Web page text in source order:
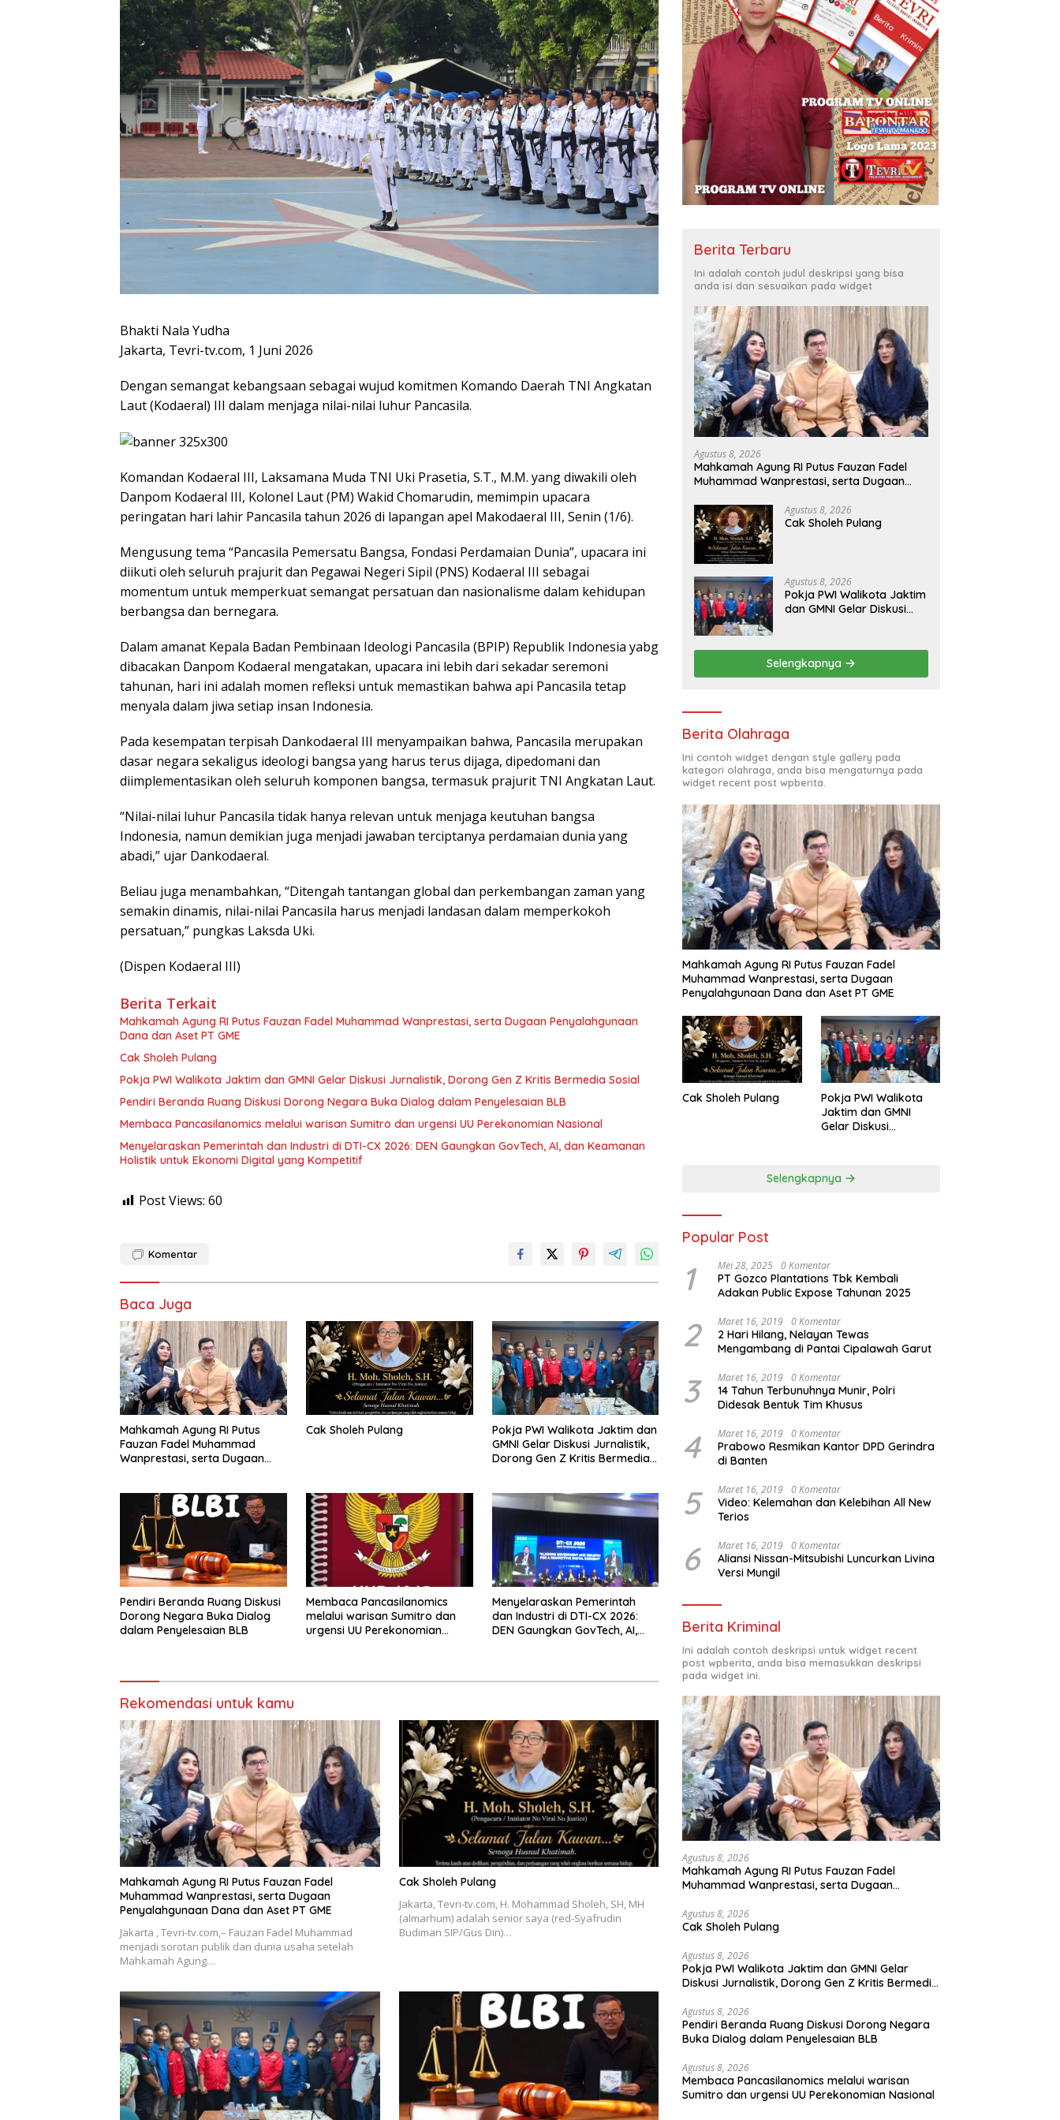
Bhakti Nala Yudha
Jakarta, Tevri-tv.com, 1 Juni 2026
Dengan semangat kebangsaan sebagai wujud komitmen Komando Daerah TNI Angkatan
Laut (Kodaeral) III dalam menjaga nilai-nilai luhur Pancasila.
Komandan Kodaeral III, Laksamana Muda TNI Uki Prasetia, S.T., M.M. yang diwakili oleh
Danpom Kodaeral III, Kolonel Laut (PM) Wakid Chomarudin, memimpin upacara
peringatan hari lahir Pancasila tahun 2026 di lapangan apel Makodaeral III, Senin (1/6).
Mengusung tema “Pancasila Pemersatu Bangsa, Fondasi Perdamaian Dunia”, upacara ini
diikuti oleh seluruh prajurit dan Pegawai Negeri Sipil (PNS) Kodaeral III sebagai
momentum untuk memperkuat semangat persatuan dan nasionalisme dalam kehidupan
berbangsa dan bernegara.
Dalam amanat Kepala Badan Pembinaan Ideologi Pancasila (BPIP) Republik Indonesia yabg
dibacakan Danpom Kodaeral mengatakan, upacara ini lebih dari sekadar seremoni
tahunan, hari ini adalah momen refleksi untuk memastikan bahwa api Pancasila tetap
menyala dalam jiwa setiap insan Indonesia.
Pada kesempatan terpisah Dankodaeral III menyampaikan bahwa, Pancasila merupakan
dasar negara sekaligus ideologi bangsa yang harus terus dijaga, dipedomani dan
diimplementasikan oleh seluruh komponen bangsa, termasuk prajurit TNI Angkatan Laut.
“Nilai-nilai luhur Pancasila tidak hanya relevan untuk menjaga keutuhan bangsa
Indonesia, namun demikian juga menjadi jawaban terciptanya perdamaian dunia yang
abadi,” ujar Dankodaeral.
Beliau juga menambahkan, “Ditengah tantangan global dan perkembangan zaman yang
semakin dinamis, nilai-nilai Pancasila harus menjadi landasan dalam memperkokoh
persatuan,” pungkas Laksda Uki.
(Dispen Kodaeral III)
Berita Terkait
Mahkamah Agung RI Putus Fauzan Fadel Muhammad Wanprestasi, serta Dugaan Penyalahgunaan
Dana dan Aset PT GME
Cak Sholeh Pulang
Pokja PWI Walikota Jaktim dan GMNI Gelar Diskusi Jurnalistik, Dorong Gen Z Kritis Bermedia Sosial
Pendiri Beranda Ruang Diskusi Dorong Negara Buka Dialog dalam Penyelesaian BLB
Membaca Pancasilanomics melalui warisan Sumitro dan urgensi UU Perekonomian Nasional
Menyelaraskan Pemerintah dan Industri di DTI-CX 2026: DEN Gaungkan GovTech, AI, dan Keamanan
Holistik untuk Ekonomi Digital yang Kompetitif
Post Views: 60
Komentar
Baca Juga
Mahkamah Agung RI Putus
Fauzan Fadel Muhammad
Wanprestasi, serta Dugaan
Cak Sholeh Pulang
Pokja PWI Walikota Jaktim dan
GMNI Gelar Diskusi Jurnalistik,
Dorong Gen Z Kritis Bermedia
Pendiri Beranda Ruang Diskusi
Dorong Negara Buka Dialog
dalam Penyelesaian BLB
Membaca Pancasilanomics
melalui warisan Sumitro dan
urgensi UU Perekonomian
Menyelaraskan Pemerintah
dan Industri di DTI-CX 2026:
DEN Gaungkan GovTech, AI,
Rekomendasi untuk kamu
Mahkamah Agung RI Putus Fauzan Fadel
Muhammad Wanprestasi, serta Dugaan
Penyalahgunaan Dana dan Aset PT GME
Jakarta , Tevri-tv.com,– Fauzan Fadel Muhammad
menjadi sorotan publik dan dunia usaha setelah
Mahkamah Agung…
Cak Sholeh Pulang
Jakarta, Tevri-tv.com, H. Mohammad Sholeh, SH, MH
(almarhum) adalah senior saya (red-Syafrudin
Budiman SIP/Gus Din)…
Berita Terbaru
Ini adalah contoh judul deskripsi yang bisa
anda isi dan sesuaikan pada widget
Agustus 8, 2026
Mahkamah Agung RI Putus Fauzan Fadel
Muhammad Wanprestasi, serta Dugaan
Agustus 8, 2026
Cak Sholeh Pulang
Agustus 8, 2026
Pokja PWI Walikota Jaktim
dan GMNI Gelar Diskusi
Selengkapnya
Berita Olahraga
Ini contoh widget dengan style gallery pada
kategori olahraga, anda bisa mengaturnya pada
widget recent post wpberita.
Mahkamah Agung RI Putus Fauzan Fadel
Muhammad Wanprestasi, serta Dugaan
Penyalahgunaan Dana dan Aset PT GME
Cak Sholeh Pulang
Pokja PWI Walikota
Jaktim dan GMNI
Gelar Diskusi
Selengkapnya
Popular Post
1 Mei 28, 2025 0 Komentar
PT Gozco Plantations Tbk Kembali
Adakan Public Expose Tahunan 2025
2 Maret 16, 2019 0 Komentar
2 Hari Hilang, Nelayan Tewas
Mengambang di Pantai Cipalawah Garut
3 Maret 16, 2019 0 Komentar
14 Tahun Terbunuhnya Munir, Polri
Didesak Bentuk Tim Khusus
4 Maret 16, 2019 0 Komentar
Prabowo Resmikan Kantor DPD Gerindra
di Banten
5 Maret 16, 2019 0 Komentar
Video: Kelemahan dan Kelebihan All New
Terios
6 Maret 16, 2019 0 Komentar
Aliansi Nissan-Mitsubishi Luncurkan Livina
Versi Mungil
Berita Kriminal
Ini adalah contoh deskripsi untuk widget recent
post wpberita, anda bisa memasukkan deskripsi
pada widget ini.
Agustus 8, 2026
Mahkamah Agung RI Putus Fauzan Fadel
Muhammad Wanprestasi, serta Dugaan
Agustus 8, 2026
Cak Sholeh Pulang
Agustus 8, 2026
Pokja PWI Walikota Jaktim dan GMNI Gelar
Diskusi Jurnalistik, Dorong Gen Z Kritis Bermedia
Agustus 8, 2026
Pendiri Beranda Ruang Diskusi Dorong Negara
Buka Dialog dalam Penyelesaian BLB
Agustus 8, 2026
Membaca Pancasilanomics melalui warisan
Sumitro dan urgensi UU Perekonomian Nasional